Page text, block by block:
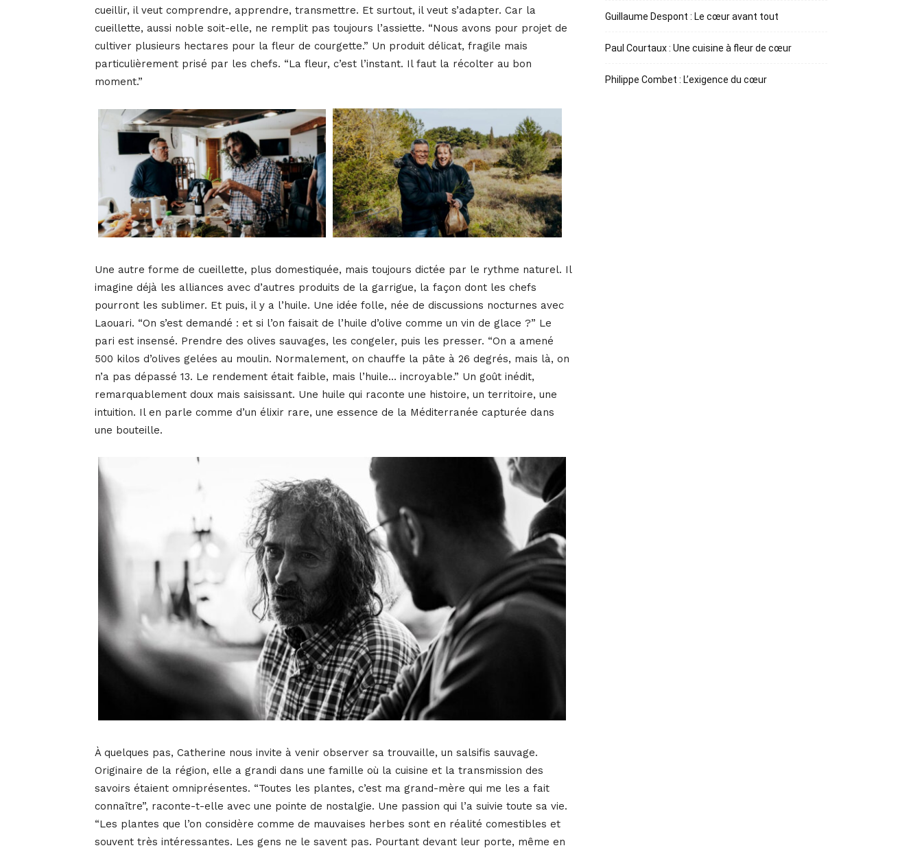
cueillir, il veut comprendre, apprendre, transmettre. Et surtout, il veut s’adapter. Car la
cueillette, aussi noble soit-elle, ne remplit pas toujours l’assiette. “Nous avons pour projet de
cultiver plusieurs hectares pour la fleur de courgette.” Un produit délicat, fragile mais
particulièrement prisé par les chefs. “La fleur, c’est l’instant. Il faut la récolter au bon
moment.”
Une autre forme de cueillette, plus domestiquée, mais toujours dictée par le rythme naturel. Il
imagine déjà les alliances avec d’autres produits de la garrigue, la façon dont les chefs
pourront les sublimer. Et puis, il y a l’huile. Une idée folle, née de discussions nocturnes avec
Laouari. “On s’est demandé : et si l’on faisait de l’huile d’olive comme un vin de glace ?” Le
pari est insensé. Prendre des olives sauvages, les congeler, puis les presser. “On a amené
500 kilos d’olives gelées au moulin. Normalement, on chauffe la pâte à 26 degrés, mais là, on
n’a pas dépassé 13. Le rendement était faible, mais l’huile… incroyable.” Un goût inédit,
remarquablement doux mais saisissant. Une huile qui raconte une histoire, un territoire, une
intuition. Il en parle comme d’un élixir rare, une essence de la Méditerranée capturée dans
une bouteille.
À quelques pas, Catherine nous invite à venir observer sa trouvaille, un salsifis sauvage.
Originaire de la région, elle a grandi dans une famille où la cuisine et la transmission des
savoirs étaient omniprésentes. “Toutes les plantes, c’est ma grand-mère qui me les a fait
connaître”, raconte-t-elle avec une pointe de nostalgie. Une passion qui l’a suivie toute sa vie.
“Les plantes que l’on considère comme de mauvaises herbes sont en réalité comestibles et
souvent très intéressantes. Les gens ne le savent pas. Pourtant devant leur porte, même en
Guillaume Despont : Le cœur avant tout
Paul Courtaux : Une cuisine à fleur de cœur
Philippe Combet : L’exigence du cœur